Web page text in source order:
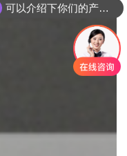
你们是怎么收费的呢